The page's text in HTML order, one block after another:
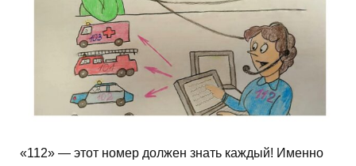
«112» — этот номер должен знать каждый! Именно